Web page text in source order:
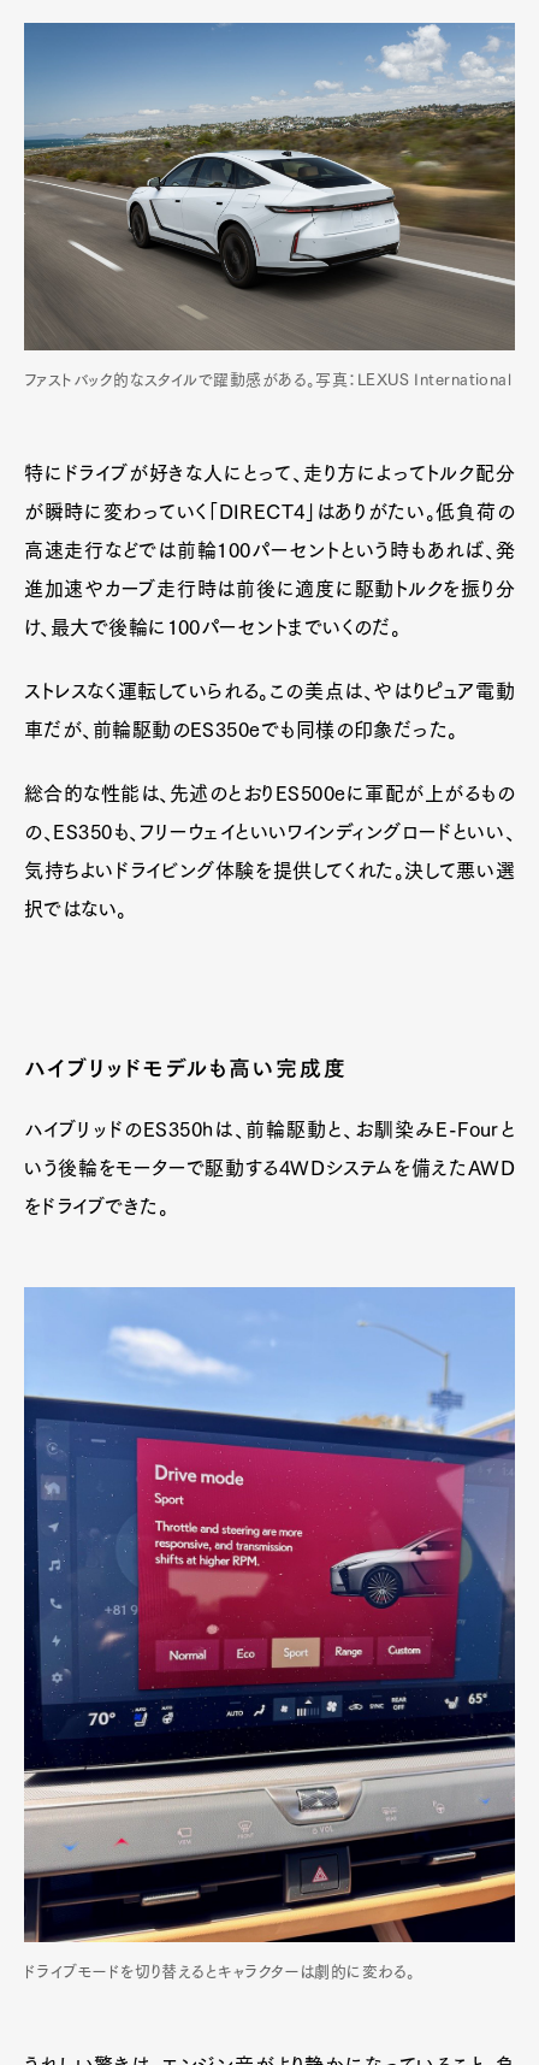
Official Columnist
About
Pen Meet
Pen international Pen tw
ファストバック的なスタイルで躍動感がある。写真：LEXUS International
特にドライブが好きな人にとって、走り方によってトルク配分
が瞬時に変わっていく「DIRECT4」はありがたい。低負荷の
高速走行などでは前輪100パーセントという時もあれば、発
進加速やカーブ走行時は前後に適度に駆動トルクを振り分
け、最大で後輪に100パーセントまでいくのだ。
ストレスなく運転していられる。この美点は、やはりピュア電動
車だが、前輪駆動のES350eでも同様の印象だった。
総合的な性能は、先述のとおりES500eに軍配が上がるもの
の、ES350も、フリーウェイといいワインディングロードといい、
気持ちよいドライビング体験を提供してくれた。決して悪い選
択ではない。
ハイブリッドモデルも高い完成度
ハイブリッドのES350hは、前輪駆動と、お馴染みE-Fourと
いう後輪をモーターで駆動する4WDシステムを備えたAWD
をドライブできた。
ドライブモードを切り替えるとキャラクターは劇的に変わる。